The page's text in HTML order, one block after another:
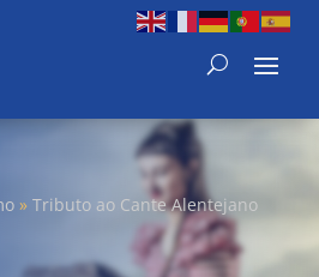
» Tributo ao Cante Alentejano